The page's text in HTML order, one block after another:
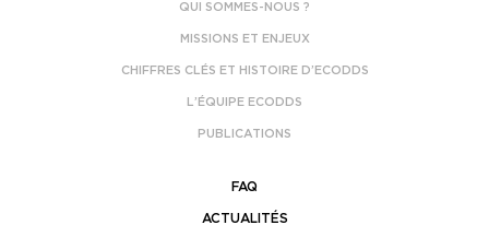
QUI SOMMES-NOUS ?
MISSIONS ET ENJEUX
CHIFFRES CLÉS ET HISTOIRE D’ECODDS
L’ÉQUIPE ECODDS
PUBLICATIONS
FAQ
ACTUALITÉS